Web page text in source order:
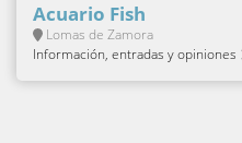
Acuario Fish
Lomas de Zamora
Información, entradas y opiniones